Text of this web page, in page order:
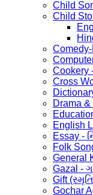
Child
Child
Cookery
Cross
Drama &
English
Essay -
Folk
General
Gazal -
Gift
Gochar